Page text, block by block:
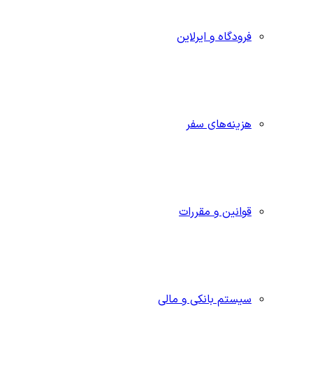
فرودگاه و ایرلاین
هزینه‌های سفر
قوانین و مقررات
سیستم بانکی و مالی